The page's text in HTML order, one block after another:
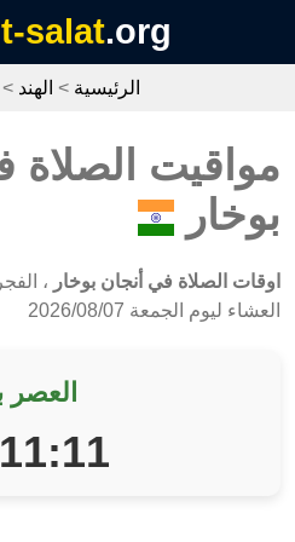
salat.org
الرئيسية > الهند >
مواقيت الصلاة
بوخار
اوقات الصلاة في أنجان بوخار ،
العشاء ليوم الجمعة 2026/08/07
العصر